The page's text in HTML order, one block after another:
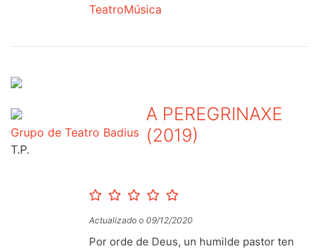
TeatroMúsica
Grupo de Teatro Badius
T.P.
A PEREGRINAXE
(2019)
Actualizado o 09/12/2020
Por orde de Deus, un humilde pastor ten